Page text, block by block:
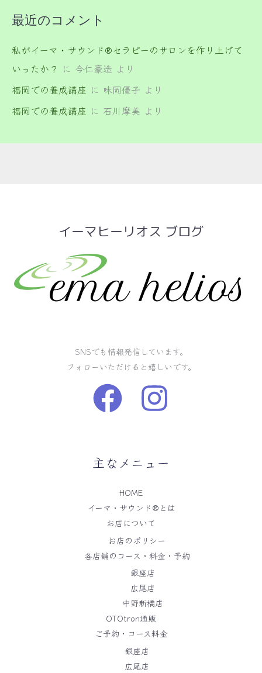
最近のコメント
私がイーマ・サウンド®セラピーのサロンを作り上げて
いったか？ に 今仁豪造 より
福岡での養成講座 に 味岡優子 より
福岡での養成講座 に 石川摩美 より
イーマヒーリオス ブログ
SNSでも情報発信しています。
フォローいただけると嬉しいです。
主なメニュー
HOME
イーマ・サウンド®️とは
お店について
お店のポリシー
各店舗のコース・料金・予約
銀座店
広尾店
中野新橋店
OTOtron通販
ご予約・コース料金
銀座店
広尾店